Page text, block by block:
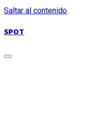
Saltar al contenido
SPOT